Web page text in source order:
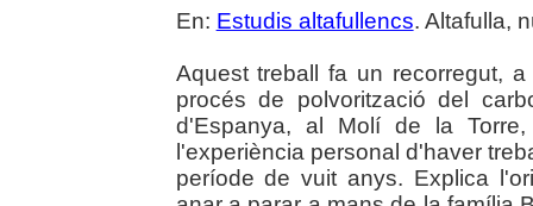
En: Estudis altafullencs. Altafulla,
Aquest treball fa un recorregut,
procés de polvorització del
d'Espanya, al Molí de la
l'experiència personal d'haver
període de vuit anys. Explica